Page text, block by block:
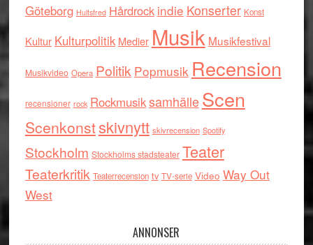
Göteborg Hultsfred Hårdrock indie Konserter Konst
Kultur Kulturpolitik Medier Musik Musikfestival
Musikvideo Opera Politik Popmusik Recension
recensioner rock RockmusiksamhälleScen
Scenkonstskivnytt skivrecension Spotify
Stockholm Stockholms stadsteater Teater
Teaterkritik Teaterrecension tv TV-serie Video Way Out
West
ANNONSER